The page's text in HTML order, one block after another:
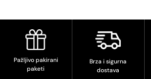
Pažljivo pakirani
paketi
Brza i sigurna
dostava